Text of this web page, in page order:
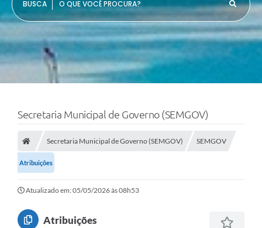
O QUE VOCÊ PROCURA?
Secretaria Municipal de Governo (SEMGOV)
Secretaria Municipal de Governo (SEMGOV) SEMGOV
Atribuições
Atualizado em: 05/05/2026 às 08h53
Atribuições